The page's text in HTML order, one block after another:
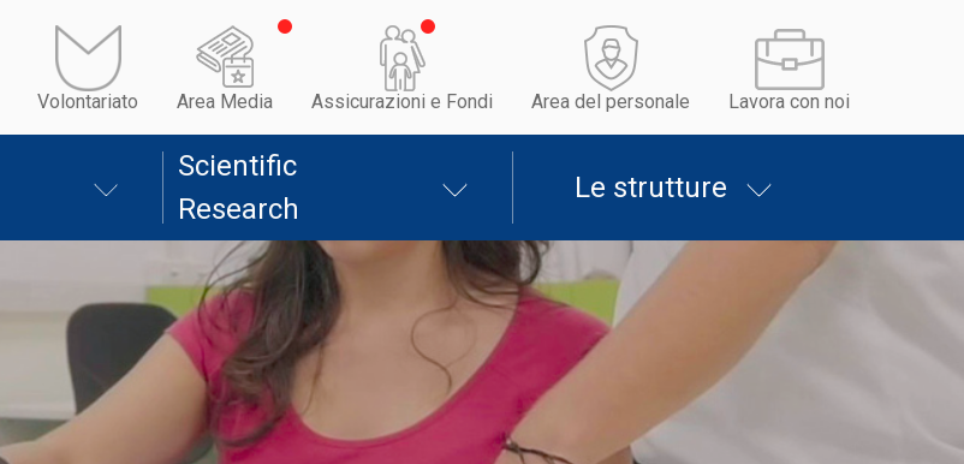
Volontariato Area Media Assicurazioni e Fondi Area del personale Lavora con noi
Scientific
Research
Le strutture